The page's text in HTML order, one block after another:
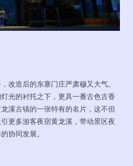
改造后的东寨门庄严肃穆又大气。
光的衬托之下，更具一番古色古香
溪古镇的一张特有的名片，这不但
更多游客夜宿黄龙溪，带动景区夜
协同发展。